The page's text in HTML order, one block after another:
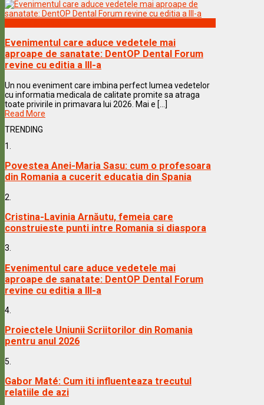
Evenimentul care aduce vedetele mai
aproape de sanatate: DentOP Dental Forum
revine cu editia a III-a
Un nou eveniment care imbina perfect lumea vedetelor
cu informatia medicala de calitate promite sa atraga
toate privirile in primavara lui 2026. Mai e [...]
Read More
TRENDING
1.
Povestea Anei-Maria Sasu: cum o profesoara
din Romania a cucerit educatia din Spania
2.
Cristina-Lavinia Arnăutu, femeia care
construieste punti intre Romania si diaspora
3.
Evenimentul care aduce vedetele mai
aproape de sanatate: DentOP Dental Forum
revine cu editia a III-a
4.
Proiectele Uniunii Scriitorilor din Romania
pentru anul 2026
5.
Gabor Maté: Cum iti influenteaza trecutul
relatiile de azi